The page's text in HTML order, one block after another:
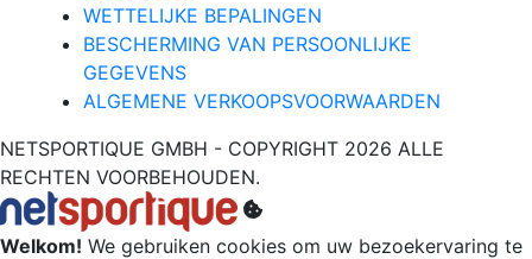
WETTELIJKE BEPALINGEN
BESCHERMING VAN PERSOONLIJKE
GEGEVENS
ALGEMENE VERKOOPSVOORWAARDEN
NETSPORTIQUE GMBH - COPYRIGHT 2026 ALLE
RECHTEN VOORBEHOUDEN.
Welkom! We gebruiken cookies om uw bezoekervaring te